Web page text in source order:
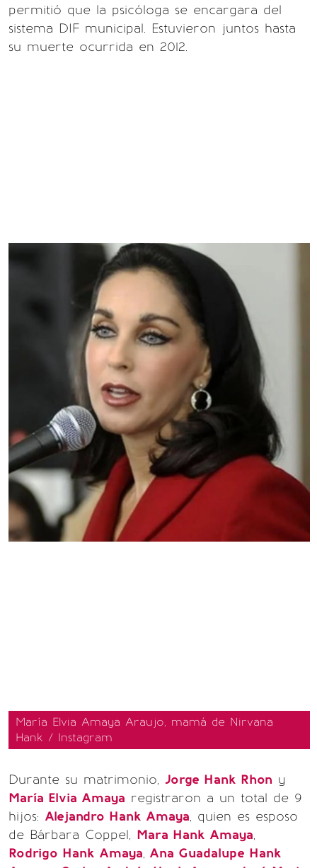
permitió que la psicóloga se encargara del
sistema DIF municipal. Estuvieron juntos hasta
su muerte ocurrida en 2012.
María Elvia Amaya Araujo, mamá de Nirvana
Hank / Instagram
Durante su matrimonio, Jorge Hank Rhon y
María Elvia Amaya registraron a un total de 9
hijos: Alejandro Hank Amaya, quien es esposo
de Bárbara Coppel, Mara Hank Amaya,
Rodrigo Hank Amaya, Ana Guadalupe Hank